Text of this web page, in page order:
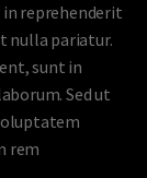
in reprehenderit
nulla pariatur.
sunt in
Sed ut
rem